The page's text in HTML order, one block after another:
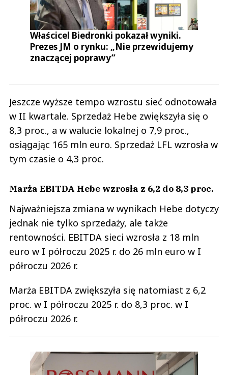
Właścicel Biedronki pokazał wyniki.
Prezes JM o rynku: „Nie przewidujemy
znaczącej poprawy”
Jeszcze wyższe tempo wzrostu sieć odnotowała
w II kwartale. Sprzedaż Hebe zwiększyła się o
8,3 proc., a w walucie lokalnej o 7,9 proc.,
osiągając 165 mln euro. Sprzedaż LFL wzrosła w
tym czasie o 4,3 proc.
Marża EBITDA Hebe wzrosła z 6,2 do 8,3 proc.
Najważniejsza zmiana w wynikach Hebe dotyczy
jednak nie tylko sprzedaży, ale także
rentowności. EBITDA sieci wzrosła z 18 mln
euro w I półroczu 2025 r. do 26 mln euro w I
półroczu 2026 r.
Marża EBITDA zwiększyła się natomiast z 6,2
proc. w I półroczu 2025 r. do 8,3 proc. w I
półroczu 2026 r.